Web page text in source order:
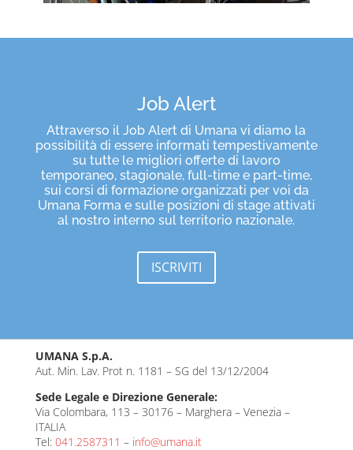
Job Alert
Attraverso il Job Alert di Umana vi diamo la
possibilità di essere informati tempestivamente
su tutte le migliori offerte di lavoro
temporaneo, stagionale, full-time e part-time,
sui corsi di formazione organizzati per voi da
Umana Forma e sulle posizioni di stage attivati
al nostro interno sul territorio nazionale.
ISCRIVITI
UMANA S.p.A.
Aut. Min. Lav. Prot n. 1181 – SG del 13/12/2004
Sede Legale e Direzione Generale:
Via Colombara, 113 – 30176 – Marghera – Venezia –
ITALIA
Tel: 041.2587311 – info@umana.it